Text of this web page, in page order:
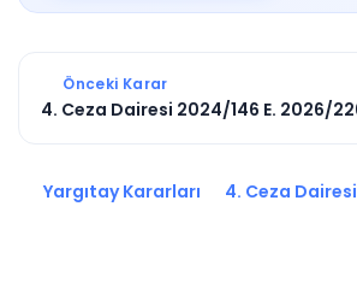
Önceki Karar
4. Ceza Dairesi 2024/146 E. 2026/
Yargıtay Kararları 4. Ceza Dairesi